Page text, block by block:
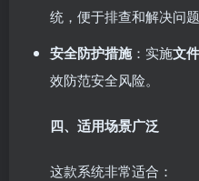
统，便于排查和解决问题
安全防护措施：实施文
效防范安全风险。
四、适用场景广泛
这款系统非常适合：